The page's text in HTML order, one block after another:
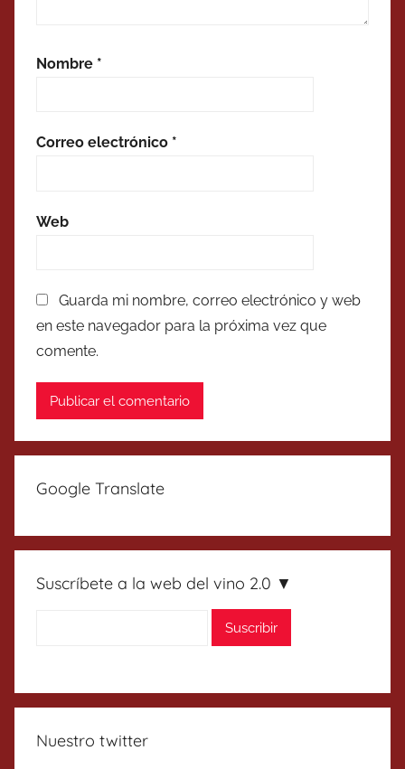
Nombre *
Correo electrónico *
Web
Guarda mi nombre, correo electrónico y web
en este navegador para la próxima vez que
comente.
Google Translate
Suscríbete a la web del vino 2.0 ▼
Nuestro twitter